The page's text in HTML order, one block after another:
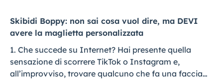
Skibidi Boppy: non sai cosa vuol dire, ma DEVI
avere la maglietta personalizzata
1. Che succede su Internet? Hai presente quella
sensazione di scorrere TikTok o Instagram e,
all’improvviso, trovare qualcuno che fa una faccia…